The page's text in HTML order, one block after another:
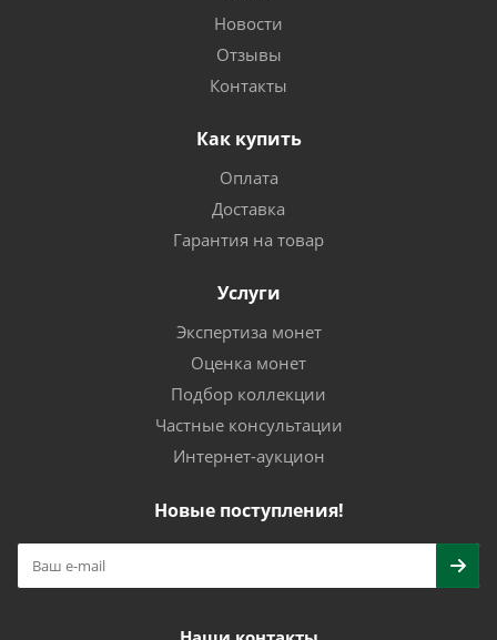
Новости
Отзывы
Контакты
Как купить
Оплата
Доставка
Гарантия на товар
Услуги
Экспертиза монет
Оценка монет
Подбор коллекции
Частные консультации
Интернет-аукцион
Новые поступления!